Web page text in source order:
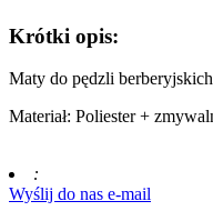
Krótki opis:
Maty do pędzli
Materiał: Poliester +
:
Wyślij do nas e-mail